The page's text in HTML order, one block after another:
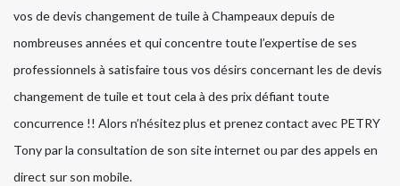
vos de devis changement de tuile à Champeaux depuis de
nombreuses années et qui concentre toute l’expertise de ses
professionnels à satisfaire tous vos désirs concernant les de devis
changement de tuile et tout cela à des prix défiant toute
concurrence !! Alors n’hésitez plus et prenez contact avec PETRY
Tony par la consultation de son site internet ou par des appels en
direct sur son mobile.